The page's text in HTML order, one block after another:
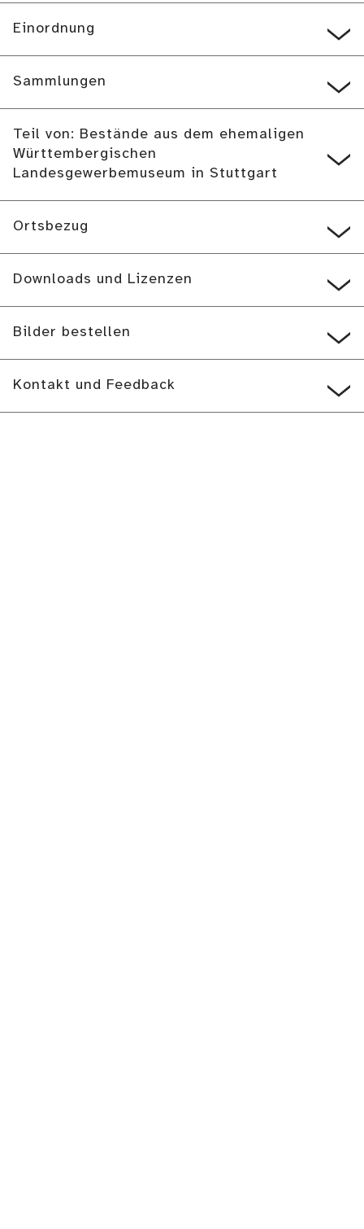
Einordnung
Sammlungen
Teil von: Bestände aus dem ehemaligen
Württembergischen
Landesgewerbemuseum in Stuttgart
Ortsbezug
Downloads und Lizenzen
Bilder bestellen
Kontakt und Feedback